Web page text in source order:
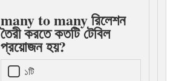
many to many রিলেশন
তৈরী করতে কতটি টেবিল
প্রয়োজন হয়?
১টি